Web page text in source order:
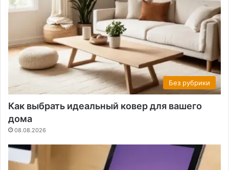
Без рубрики
Как выбрать идеальный ковер для вашего
дома
08.08.2026